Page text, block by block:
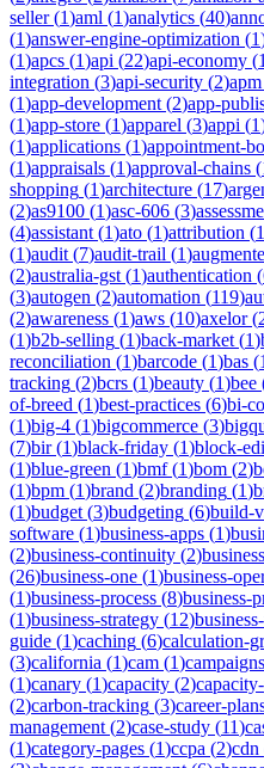
seller(1)aml (1)analytics (40)
(1)answer-engine-optimization (1
(1)apcs (1)api (22)api-economy (1
integration (3)api-security (2)apm
(1)app-development (2)app-
(1)app-store (1)apparel (3)appi (1
(1)applications (1)appointment-
(1)appraisals (1)approval-chains (
shopping (1)architecture (17)
(2)as9100 (1)asc-606 (3)
(4)assistant (1)ato (1)attribution (1
(1)audit (7)audit-trail (1)
(2)australia-gst (1)authentication (
(3)autogen (2)automation (119)
(2)awareness (1)aws (10)axelor(
(1)b2b-selling (1)back-market (1)
reconciliation (1)barcode (1)bas (1
tracking (2)bcrs (1)beauty (1)bee
of-breed (1)best-practices (6)bi-
(1)big-4 (1)bigcommerce (3)
(7)bir(1)black-friday (1)block-
(1)blue-green (1)bmf(1)bom (2)
(1)bpm (1)brand (2)branding (1)
(1)budget (3)budgeting (6)build-
software (1)business-apps (1)
(2)business-continuity (2)
(26)business-one (1)business-
(1)business-process (8)business-
(1)business-strategy (12)
guide (1)caching (6)calculation-
(3)california (1)cam (1)campaigns
(1)canary (1)capacity (2)
(2)carbon-tracking (3)career-
management (2)case-study (11)
(1)category-pages (1)ccpa (2)cdn